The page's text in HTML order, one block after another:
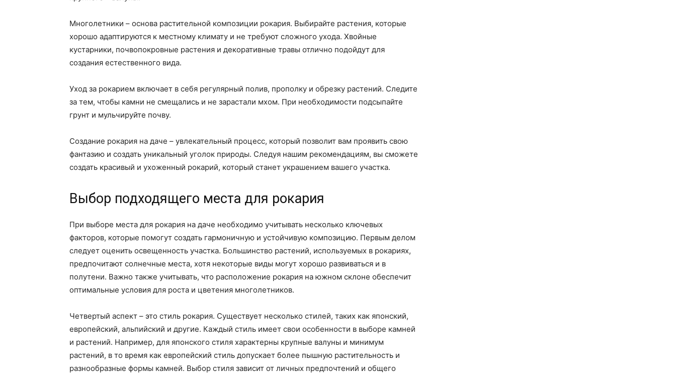
Многолетники – основа растительной композиции рокария. Выбирайте растения, которые
хорошо адаптируются к местному климату и не требуют сложного ухода. Хвойные
кустарники, почвопокровные растения и декоративные травы отлично подойдут для
создания естественного вида.
Уход за рокарием включает в себя регулярный полив, прополку и обрезку растений. Следите
за тем, чтобы камни не смещались и не зарастали мхом. При необходимости подсыпайте
грунт и мульчируйте почву.
Создание рокария на даче – увлекательный процесс, который позволит вам проявить свою
фантазию и создать уникальный уголок природы. Следуя нашим рекомендациям, вы сможете
создать красивый и ухоженный рокарий, который станет украшением вашего участка.
Выбор подходящего места для рокария
При выборе места для рокария на даче необходимо учитывать несколько ключевых
факторов, которые помогут создать гармоничную и устойчивую композицию. Первым делом
следует оценить освещенность участка. Большинство растений, используемых в рокариях,
предпочитают солнечные места, хотя некоторые виды могут хорошо развиваться и в
полутени. Важно также учитывать, что расположение рокария на южном склоне обеспечит
оптимальные условия для роста и цветения многолетников.
Четвертый аспект – это стиль рокария. Существует несколько стилей, таких как японский,
европейский, альпийский и другие. Каждый стиль имеет свои особенности в выборе камней
и растений. Например, для японского стиля характерны крупные валуны и минимум
растений, в то время как европейский стиль допускает более пышную растительность и
разнообразные формы камней. Выбор стиля зависит от личных предпочтений и общего